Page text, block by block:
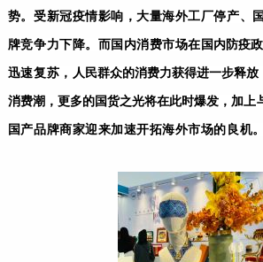
势。受新冠疫情影响，大量海外工厂停产、
牌竞争力下降。而国内消费市场在 国内防疫
迅速复苏， 人民群众的消费力获得进一步释
消费潮，更多的国货之光将在此时爆发， 加上
国产品牌商家迎来加速开拓海外市场的良机。